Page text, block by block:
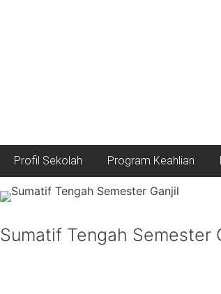
Profil Sekolah Program Keahlian
Sumatif Tengah Semester